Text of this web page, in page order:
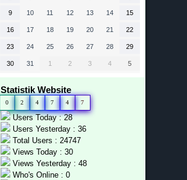
9 10 11 12 13 14 15
16 17 18 19 20 21 22
23 24 25 26 27 28 29
30 31 1 2 3 4 5
Statistik Website
0 2 4 7 4 7
Users Today : 28
Users Yesterday : 36
Total Users : 24747
Views Today : 30
Views Yesterday : 48
Who's Online : 0